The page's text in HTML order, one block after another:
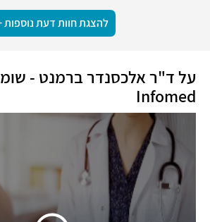
להצגת חוות דעת נוספות
על ד"ר אלכסנדר ברמנט -
Infomed